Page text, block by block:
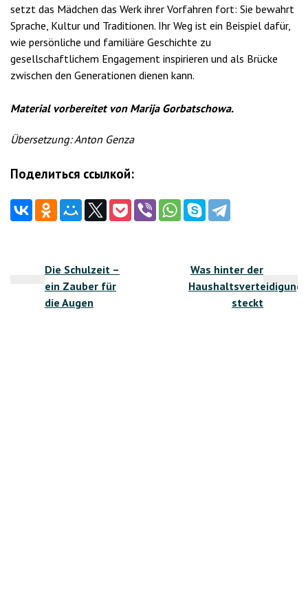
setzt das Mädchen das Werk ihrer Vorfahren fort: Sie bewahrt
Sprache, Kultur und Traditionen. Ihr Weg ist ein Beispiel dafür,
wie persönliche und familiäre Geschichte zu
gesellschaftlichem Engagement inspirieren und als Brücke
zwischen den Generationen dienen kann.
Material vorbereitet von Marija Gorbatschowa.
Übersetzung: Anton Genza
Поделиться ссылкой:
Die Schulzeit –
ein Zauber für
die Augen
Was hinter der
Haushaltsverteidigung
steckt